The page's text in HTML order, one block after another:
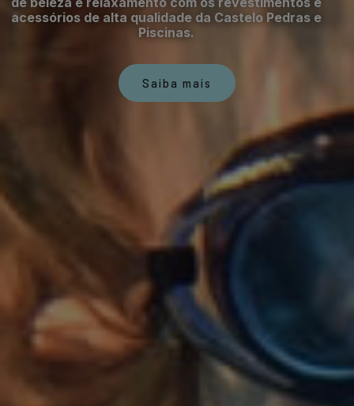
acessórios de alta qualidade da Castelo Pedras e
Piscinas.
Saiba mais